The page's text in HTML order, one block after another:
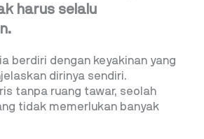
harus selalu
berdiri dengan keyakinan yang
dirinya sendiri.
tanpa ruang tawar, seolah
tidak memerlukan banyak